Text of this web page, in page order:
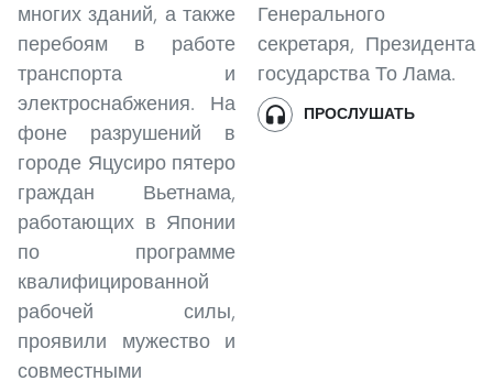
многих зданий, а также
перебоям в работе
транспорта и
электроснабжения. На
фоне разрушений в
городе Яцусиро пятеро
граждан Вьетнама,
работающих в Японии
по программе
квалифицированной
рабочей силы,
проявили мужество и
совместными
Генерального
секретаря, Президента
государства То Лама.
ПРОСЛУШАТЬ